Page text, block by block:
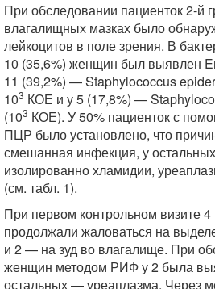
При обследовании пациенток 2-й
влагалищных мазках было
лейкоцитов в поле зрения. В
10 (35,6%) женщин был выявлен
11 (39,2%) — Staphylococcus
103 КОЕ и у 5 (17,8%) —
(103 КОЕ). У 50% пациенток с
ПЦР было установлено, что
смешанная инфекция, у
изолированно хламидии,
(см. табл. 1).
При первом контрольном визите 4
продолжали жаловаться на
и 2 — на зуд во влагалище. При
женщин методом РИФ у 2 была
остальных — уреаплазма. Через